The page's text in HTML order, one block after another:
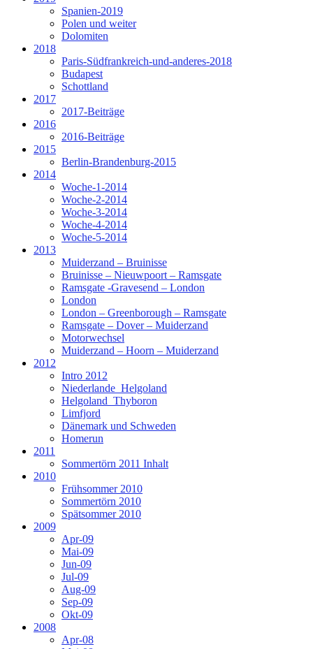
Spanien-2019
Polen und weiter
Dolomiten
2018
Paris-Südfrankreich-und-anderes-2018
Budapest
Schottland
2017
2017-Beiträge
2016
2016-Beiträge
2015
Berlin-Brandenburg-2015
2014
Woche-1-2014
Woche-2-2014
Woche-3-2014
Woche-4-2014
Woche-5-2014
2013
Muiderzand – Bruinisse
Bruinisse – Nieuwpoort – Ramsgate
Ramsgate -Gravesend – London
London
London – Greenborough – Ramsgate
Ramsgate – Dover – Muiderzand
Motorwechsel
Muiderzand – Hoorn – Muiderzand
2012
Intro 2012
Niederlande_Helgoland
Helgoland_Thyboron
Limfjord
Dänemark und Schweden
Homerun
2011
Sommertörn 2011 Inhalt
2010
Frühsommer 2010
Sommertörn 2010
Spätsommer 2010
2009
Apr-09
Mai-09
Jun-09
Jul-09
Aug-09
Sep-09
Okt-09
2008
Apr-08